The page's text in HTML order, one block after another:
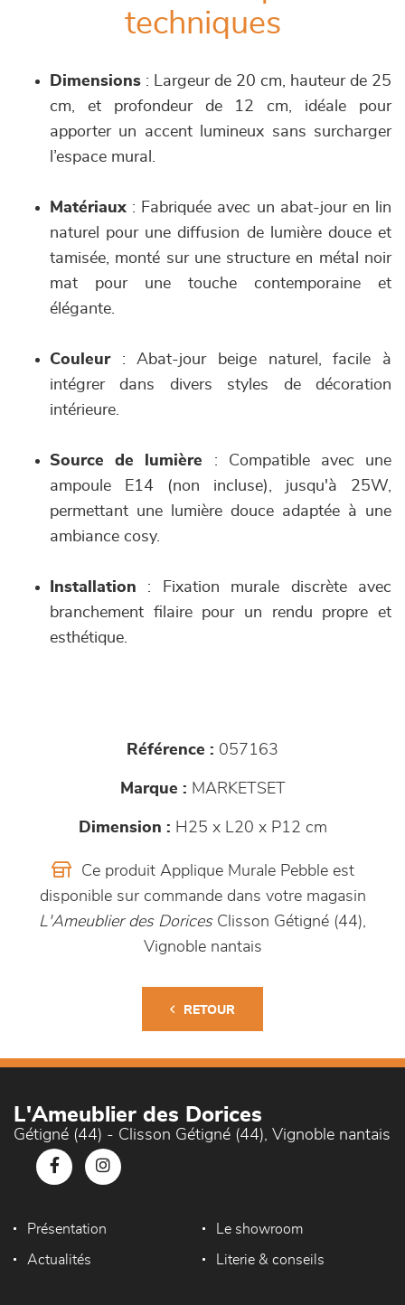
techniques
Dimensions : Largeur de 20 cm, hauteur de 25
cm, et profondeur de 12 cm, idéale pour
apporter un accent lumineux sans surcharger
l’espace mural.
Matériaux : Fabriquée avec un abat-jour en lin
naturel pour une diffusion de lumière douce et
tamisée, monté sur une structure en métal noir
mat pour une touche contemporaine et
élégante.
Couleur: Abat-jour beige naturel, facile à
intégrer dans divers styles de décoration
intérieure.
Source de lumière : Compatible avec une
ampoule E14 (non incluse), jusqu'à 25W,
permettant une lumière douce adaptée à une
ambiance cosy.
Installation : Fixation murale discrète avec
branchement filaire pour un rendu propre et
esthétique.
Référence : 057163
Marque : MARKETSET
Dimension : H25 x L20 x P12 cm
Ce produit Applique Murale Pebble est
disponible sur commande dans votre magasin
L'Ameublier des DoricesClisson Gétigné (44),
Vignoble nantais
RETOUR
L'Ameublier des Dorices
Gétigné (44) - Clisson Gétigné (44), Vignoble nantais
Présentation Le showroom
Actualités Literie & conseils